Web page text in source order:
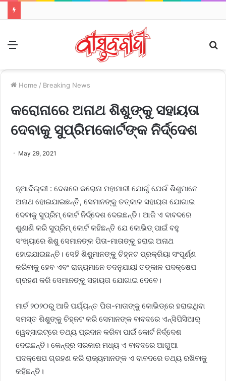
Home / Breaking News
କରୋନାରେ ଅନାଥ ଶିଶୁଙ୍କୁ ସହାୟତା
ଦେବାକୁ ସୁପ୍ରିମକୋର୍ଟଙ୍କ ନିର୍ଦ୍ଦେଶ
May 29, 2021
ନୂଆଦିଲ୍ଲୀ : ଦେଶରେ କରୋନା ମହାମାରୀ ଯୋଗୁଁ ଯେଉଁ ଶିଶୁମାନେ
ଅନାଥ ହୋଇଯାଇଛନ୍ତି, ସେମାନଙ୍କୁ ତତ୍କାଳ ସହାୟତା ଯୋଗାଇ
ଦେବାକୁ ସୁପ୍ରିମ୍‌ କୋର୍ଟ ନିର୍ଦ୍ଦେଶ ଦେଇଛନ୍ତି। ଆଜି ଏ ବାବଦରେ
ଶୁଣାଣି କରି ସୁପ୍ରିମ୍‌ କୋର୍ଟ କହିଛନ୍ତି ଯେ କୋଭିଡ୍‌ ପାଇଁ ବହୁ
ସଂଖ୍ୟାରେ ଶିଶୁ ସେମାନଙ୍କ ପିତା-ମାତାଙ୍କୁ ହରାଇ ଅନାଥ
ହୋଇଯାଇଛନ୍ତି। ସେହି ଶିଶୁମାନଙ୍କୁ ଚିହ୍ନଟ ପ୍ରକ୍ରିୟା ସଂପୂର୍ଣ୍ଣ
କରିବାକୁ ହେବ ଏବଂ ରାଜ୍ୟମାନେ ତଦନୁଯାୟୀ ତତ୍କାଳ ପଦକ୍ଷେପ
ଗ୍ରହଣ କରି ସେମାନଙ୍କୁ ସହାୟତା ଯୋଗାଇ ଦେବେ।
ମାର୍ଚ ୨୦୨୦ରୁ ଆଜି ପର୍ଯ୍ୟନ୍ତ ପିତା-ମାତାଙ୍କୁ କୋଭିଡ୍‌ରେ ହରାଇଥିବା
ସମସ୍ତ ଶିଶୁଙ୍କୁ ଚିହ୍ନଟ କରି ସେମାନଙ୍କ ବାବଦରେ ଏନ୍‌ସିପିସିଆର୍‌
ୱେବ୍‌ସାଇଟ୍‌ରେ ତଥ୍ୟ ପ୍ରଦାନ କରିବା ପାଇଁ କୋର୍ଟ ନିର୍ଦ୍ଦେଶ
ଦେଇଛନ୍ତି। କେନ୍ଦ୍ର ସରକାର ମଧ୍ୟ ଏ ବାବଦରେ ଆଗୁଆ
ପଦକ୍ଷେପ ଗ୍ରହଣ କରି ରାଜ୍ୟମାନଙ୍କ ଏ ବାବଦରେ ତଥ୍ୟ ରଖିବାକୁ
କହିଛନ୍ତି।